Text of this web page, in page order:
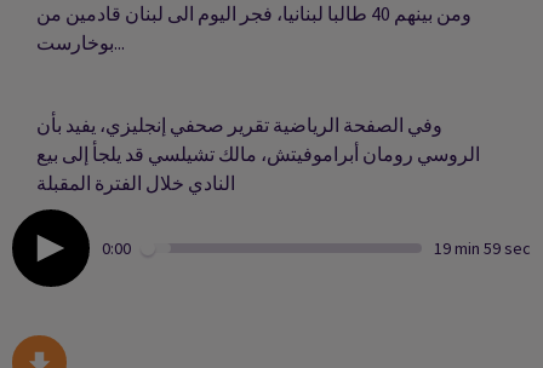
ومن بينهم 40 طالبا لبنانيا، فجر اليوم الى لبنان قادمين من
بوخارست...
وفي الصفحة الرياضية تقرير صحفي إنجليزي، يفيد بأن
الروسي رومان أبراموفيتش، مالك تشيلسي قد يلجأ إلى بيع
النادي خلال الفترة المقبلة
0:00 19 min 59 sec